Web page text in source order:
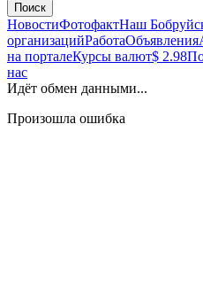
Поиск
НовостиФотофактНаш
организацийРаботаОбъявления
на порталеКурсы валют$ 2.98
нас
Идёт обмен данными...
Произошла ошибка